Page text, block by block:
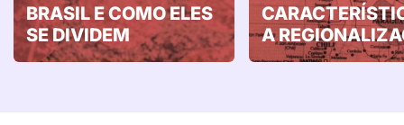
BRASIL E COMO ELES
SE DIVIDEM
A